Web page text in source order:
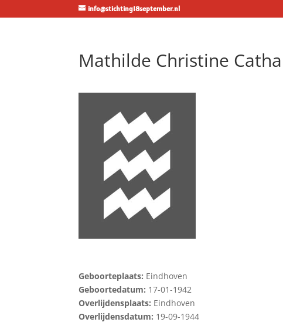
info@stichting18september.nl
Mathilde Christine
Geboorteplaats: Eindhoven
Geboortedatum: 17-01-1942
Overlijdensplaats: Eindhoven
Overlijdensdatum: 19-09-1944